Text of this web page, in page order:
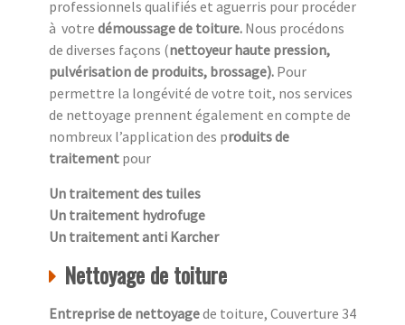
professionnels qualifiés et aguerris pour procéder
à votre démoussage de toiture. Nous procédons
de diverses façons (nettoyeur haute pression,
pulvérisation de produits, brossage). Pour
permettre la longévité de votre toit, nos services
de nettoyage prennent également en compte de
nombreux l’application des produits de
traitement pour
Un traitement des tuiles
Un traitement hydrofuge
Un traitement anti Karcher
Nettoyage de toiture
Entreprise de nettoyagede toiture, Couverture 34